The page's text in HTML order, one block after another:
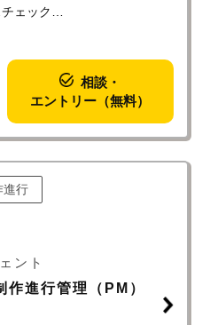
ェック
る可能性もあります。
相談・
エントリー（無料）
進行
ント
進行管理（PM）